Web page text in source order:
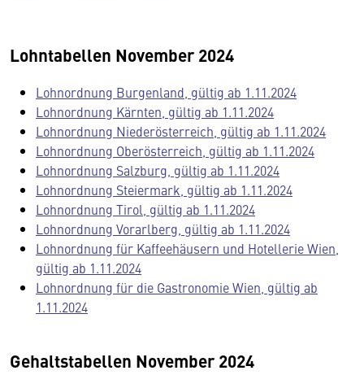
Lohntabellen November 2024
Lohnordnung Burgenland, gültig ab 1.11.2024
Lohnordnung Kärnten, gültig ab 1.11.2024
Lohnordnung Niederösterreich, gültig ab 1.11.2024
Lohnordnung Oberösterreich, gültig ab 1.11.2024
Lohnordnung Salzburg, gültig ab 1.11.2024
Lohnordnung Steiermark, gültig ab 1.11.2024
Lohnordnung Tirol, gültig ab 1.11.2024
Lohnordnung Vorarlberg, gültig ab 1.11.2024
Lohnordnung für Kaffeehäusern und Hotellerie Wien,
gültig ab 1.11.2024
Lohnordnung für die Gastronomie Wien, gültig ab
1.11.2024
Gehaltstabellen November 2024